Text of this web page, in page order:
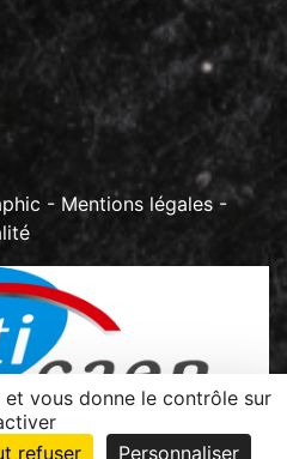
- Mentions légales -
Rots
vous donne le contrôle sur
refuser Personnaliser